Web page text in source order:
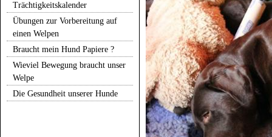
Trächtigkeitskalender
Übungen zur Vorbereitung auf
einen Welpen
Braucht mein Hund Papiere ?
Wieviel Bewegung braucht unser
Welpe
Die Gesundheit unserer Hunde